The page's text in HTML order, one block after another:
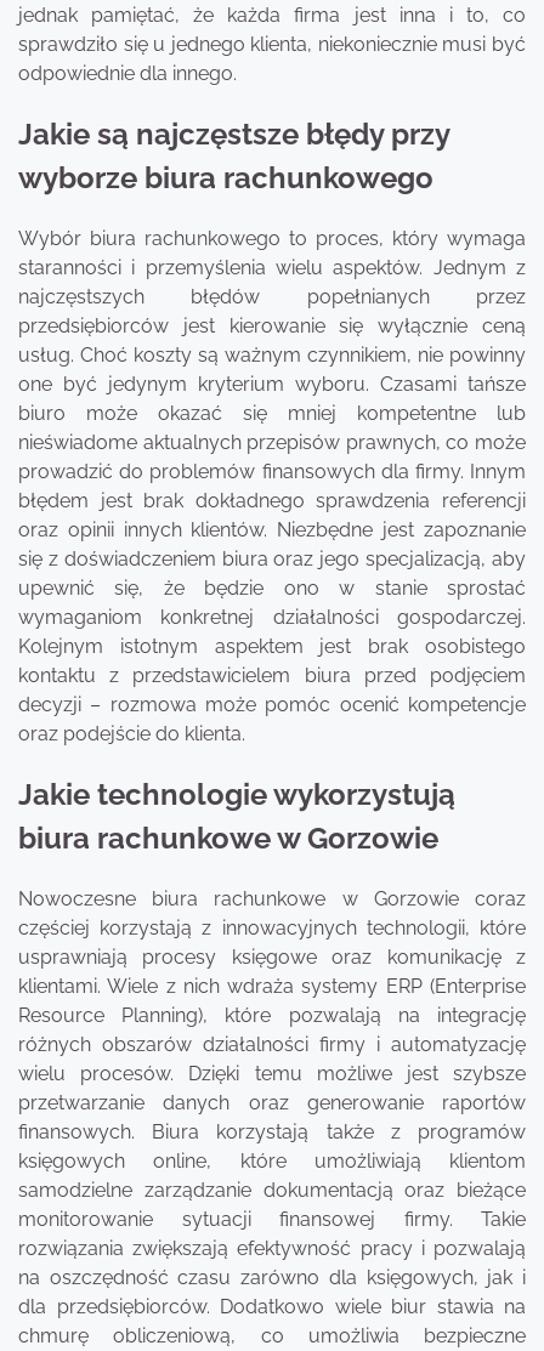
jednak pamiętać, że każda firma jest inna i to, co
sprawdziło się u jednego klienta, niekoniecznie musi być
odpowiednie dla innego.
Jakie są najczęstsze błędy przy
wyborze biura rachunkowego
Wybór biura rachunkowego to proces, który wymaga
staranności i przemyślenia wielu aspektów. Jednym z
najczęstszych błędów popełnianych przez
przedsiębiorców jest kierowanie się wyłącznie ceną
usług. Choć koszty są ważnym czynnikiem, nie powinny
one być jedynym kryterium wyboru. Czasami tańsze
biuro może okazać się mniej kompetentne lub
nieświadome aktualnych przepisów prawnych, co może
prowadzić do problemów finansowych dla firmy. Innym
błędem jest brak dokładnego sprawdzenia referencji
oraz opinii innych klientów. Niezbędne jest zapoznanie
się z doświadczeniem biura oraz jego specjalizacją, aby
upewnić się, że będzie ono w stanie sprostać
wymaganiom konkretnej działalności gospodarczej.
Kolejnym istotnym aspektem jest brak osobistego
kontaktu z przedstawicielem biura przed podjęciem
decyzji – rozmowa może pomóc ocenić kompetencje
oraz podejście do klienta.
Jakie technologie wykorzystują
biura rachunkowe w Gorzowie
Nowoczesne biura rachunkowe w Gorzowie coraz
częściej korzystają z innowacyjnych technologii, które
usprawniają procesy księgowe oraz komunikację z
klientami. Wiele z nich wdraża systemy ERP (Enterprise
Resource Planning), które pozwalają na integrację
różnych obszarów działalności firmy i automatyzację
wielu procesów. Dzięki temu możliwe jest szybsze
przetwarzanie danych oraz generowanie raportów
finansowych. Biura korzystają także z programów
księgowych online, które umożliwiają klientom
samodzielne zarządzanie dokumentacją oraz bieżące
monitorowanie sytuacji finansowej firmy. Takie
rozwiązania zwiększają efektywność pracy i pozwalają
na oszczędność czasu zarówno dla księgowych, jak i
dla przedsiębiorców. Dodatkowo wiele biur stawia na
chmurę obliczeniową, co umożliwia bezpieczne